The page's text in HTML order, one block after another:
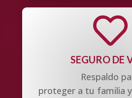

SEGURO DE
Respaldo
proteger a tu familia